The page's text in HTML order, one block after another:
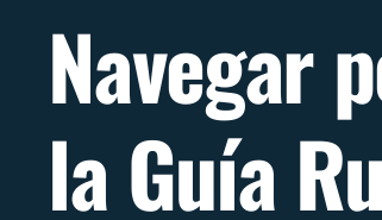
Navegar
la Guía